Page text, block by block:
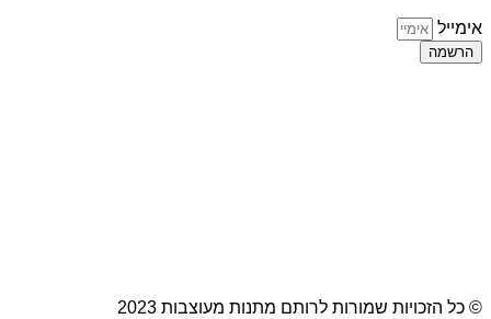
אימייל
הרשמה
© כל הזכויות שמורות לרותם מתנות מעוצבות 2023